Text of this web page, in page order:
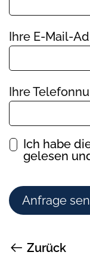
Pflichtfeld
Ihre E-Mail-
Ihre
Ich habe
gelesen
Anfrage
Zurück